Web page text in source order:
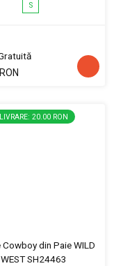
S
20.00 RON
Cowboy din Paie WILD
WEST SH24463